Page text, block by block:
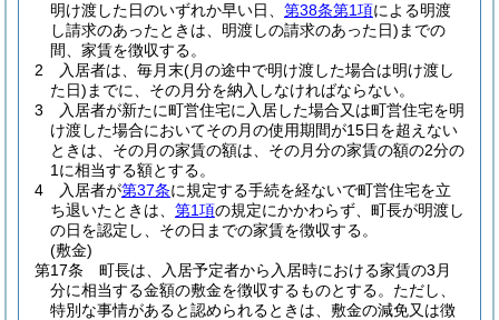
明け渡した日のいずれか早い日、 第38条第1項による明渡
し請求のあったときは、明渡しの請求のあった日) までの
間、家賃を徴収する。
2
入居者は、毎月末(月の途中で明け渡した場合は明け渡し
た日) までに、その月分を納入しなければならない。
3
入居者が新たに町営住宅に入居した場合又は町営住宅を明
け渡した場合においてその月の使用期間が15日を超えない
ときは、その月の家賃の額は、その月分の家賃の額の2分の
1に相当する額とする。
4
入居者が第37条に規定する手続を経ないで町営住宅を立
ち退いたときは、 第1項の規定にかかわらず、町長が明渡し
の日を認定し、その日までの家賃を徴収する。
(敷金)
第17条
町長は、入居予定者から入居時における家賃の3月
分に相当する金額の敷金を徴収するものとする。 ただし、
特別な事情があると認められるときは、敷金の減免又は徴